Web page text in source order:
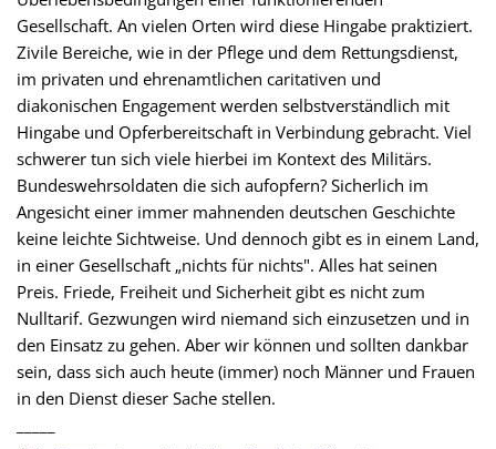
Gesellschaft. An vielen Orten wird diese Hingabe praktiziert.
Zivile Bereiche, wie in der Pflege und dem Rettungsdienst,
im privaten und ehrenamtlichen caritativen und
diakonischen Engagement werden selbstverständlich mit
Hingabe und Opferbereitschaft in Verbindung gebracht. Viel
schwerer tun sich viele hierbei im Kontext des Militärs.
Bundeswehrsoldaten die sich aufopfern? Sicherlich im
Angesicht einer immer mahnenden deutschen Geschichte
keine leichte Sichtweise. Und dennoch gibt es in einem Land,
in einer Gesellschaft „nichts für nichts". Alles hat seinen
Preis. Friede, Freiheit und Sicherheit gibt es nicht zum
Nulltarif. Gezwungen wird niemand sich einzusetzen und in
den Einsatz zu gehen. Aber wir können und sollten dankbar
sein, dass sich auch heute (immer) noch Männer und Frauen
in den Dienst dieser Sache stellen.